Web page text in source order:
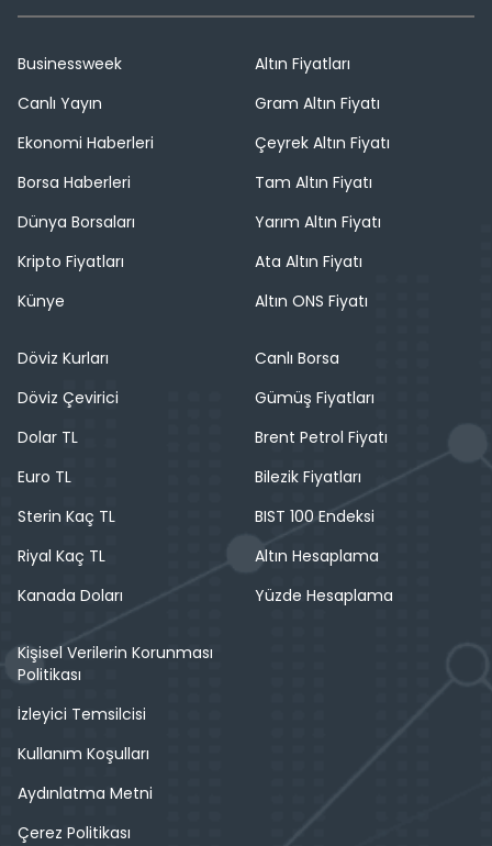
Businessweek
Canlı Yayın
Ekonomi Haberleri
Borsa Haberleri
Dünya Borsaları
Kripto Fiyatları
Künye
Altın Fiyatları
Gram Altın Fiyatı
Çeyrek Altın Fiyatı
Tam Altın Fiyatı
Yarım Altın Fiyatı
Ata Altın Fiyatı
Altın ONS Fiyatı
Döviz Kurları
Döviz Çevirici
Dolar TL
Euro TL
Sterin Kaç TL
Riyal Kaç TL
Kanada Doları
Canlı Borsa
Gümüş Fiyatları
Brent Petrol Fiyatı
Bilezik Fiyatları
BIST 100 Endeksi
Altın Hesaplama
Yüzde Hesaplama
Kişisel Verilerin Korunması
Politikası
İzleyici Temsilcisi
Kullanım Koşulları
Aydınlatma Metni
Çerez Politikası